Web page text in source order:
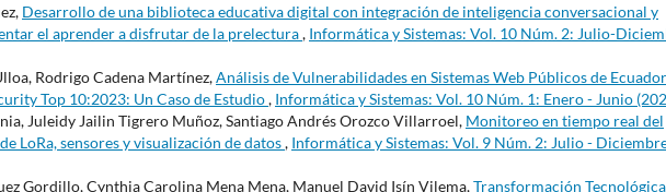
Desarrollo de una biblioteca educativa digital con integración de inteligencia conversacional y
el aprender a disfrutar de la prelectura, Informática y Sistemas: Vol. 10 Núm. 2: Julio-
Rodrigo Cadena Martínez,Análisis de Vulnerabilidades en Sistemas Web Públicos de Ecuador
Top 10:2023: Un Caso de Estudio, Informática y Sistemas: Vol. 10 Núm. 1: Enero - Junio
Juleidy Jailin Tigrero Muñoz, Santiago Andrés Orozco Villarroel, Monitoreo en tiempo real del
LoRa, sensores y visualización de datos, Informática y Sistemas: Vol. 9 Núm. 2: Julio -
Gordillo, Cynthia Carolina Mena Mena, Manuel David Isín Vilema,Transformación